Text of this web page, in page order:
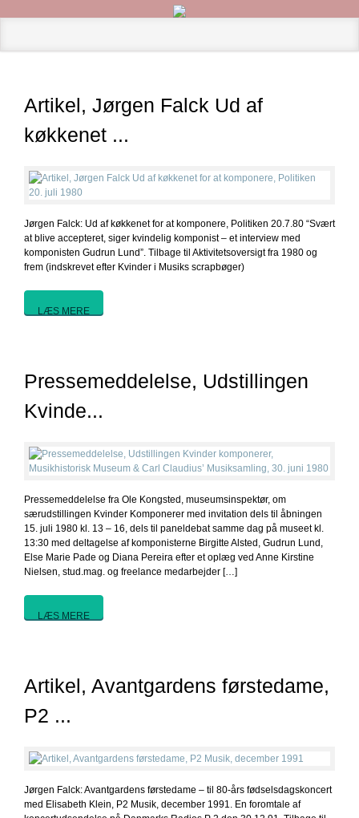
Artikel, Jørgen Falck Ud af
køkkenet ...
Jørgen Falck: Ud af køkkenet for at komponere, Politiken 20.7.80 “Svært
at blive accepteret, siger kvindelig komponist – et interview med
komponisten Gudrun Lund”. Tilbage til Aktivitetsoversigt fra 1980 og
frem (indskrevet efter Kvinder i Musiks scrapbøger)
LÆS MERE
Pressemeddelelse, Udstillingen
Kvinde...
Pressemeddelelse fra Ole Kongsted, museumsinspektør, om
særudstillingen Kvinder Komponerer med invitation dels til åbningen
15. juli 1980 kl. 13 – 16, dels til paneldebat samme dag på museet kl.
13:30 med deltagelse af komponisterne Birgitte Alsted, Gudrun Lund,
Else Marie Pade og Diana Pereira efter et oplæg ved Anne Kirstine
Nielsen, stud.mag. og freelance medarbejder […]
LÆS MERE
Artikel, Avantgardens førstedame,
P2 ...
Jørgen Falck: Avantgardens førstedame – til 80-års fødselsdagskoncert
med Elisabeth Klein, P2 Musik, december 1991. En foromtale af